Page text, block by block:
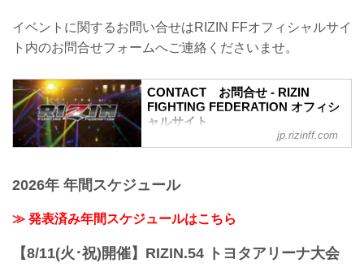
A. ①ファンクラブ先行（超強者→強者）
→ ②オフィシャル系の先行（オフィシャ
ルサイト先行・番組・チラシ等 順不同）
順番となります。
※予約流れや演出の変更などで前後する
場合があります。
※選手応援シートは大会毎に異なり、こ
の順番には含まれていません。
イベントに関するお問い合せはRIZIN FFオフィシャルサイ
ト内のお問合せフォームへご連絡くださいませ。
CONTACT お問合せ - RIZIN
FIGHTING FEDERATION オフィシ
ャルサイト
RIZIN FIGHTING FEDERATION オフィシ
「RIZIN FIGHTING FEDERATION」（ラ
ン）の情報・加盟団体について発信して
jp.rizinff.com
2026年 年間スケジュール
≫ 発表済み年間スケジュールはこちら
【8/11(火･祝)開催】RIZIN.54 トヨタアリーナ大会